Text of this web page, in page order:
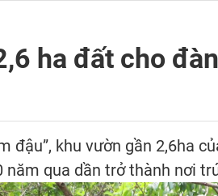
ha đất cho
đậu”, khu vườn gần 2,6ha
qua dần trở thành nơi